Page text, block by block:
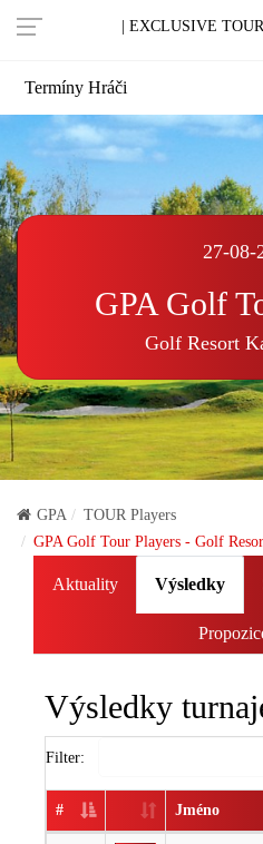
| EXCLUSIVE
Termíny Hráči
27-08-
GPA Golf
Golf Resort
GPA
TOUR Players
GPA Golf Tour Players - Golf
Aktuality Výsledky
Výsledky
Filter:
# Jméno